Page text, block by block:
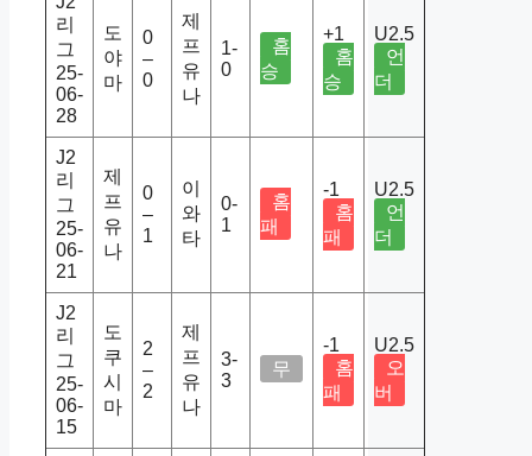
리
그
25-
06-
28
도
야
마
0
–
0
제
프
유
나
1-
0
홈
승
+1
홈
승
U2.5
언
더
J2
리
그
25-
06-
21
제
프
유
나
0
–
1
이
와
타
0-
1
홈
패
-1
홈
패
U2.5
언
더
J2
리
그
25-
06-
15
도
쿠
시
마
2
–
2
제
프
유
나
3-
3
무
-1
홈
패
U2.5
오
버